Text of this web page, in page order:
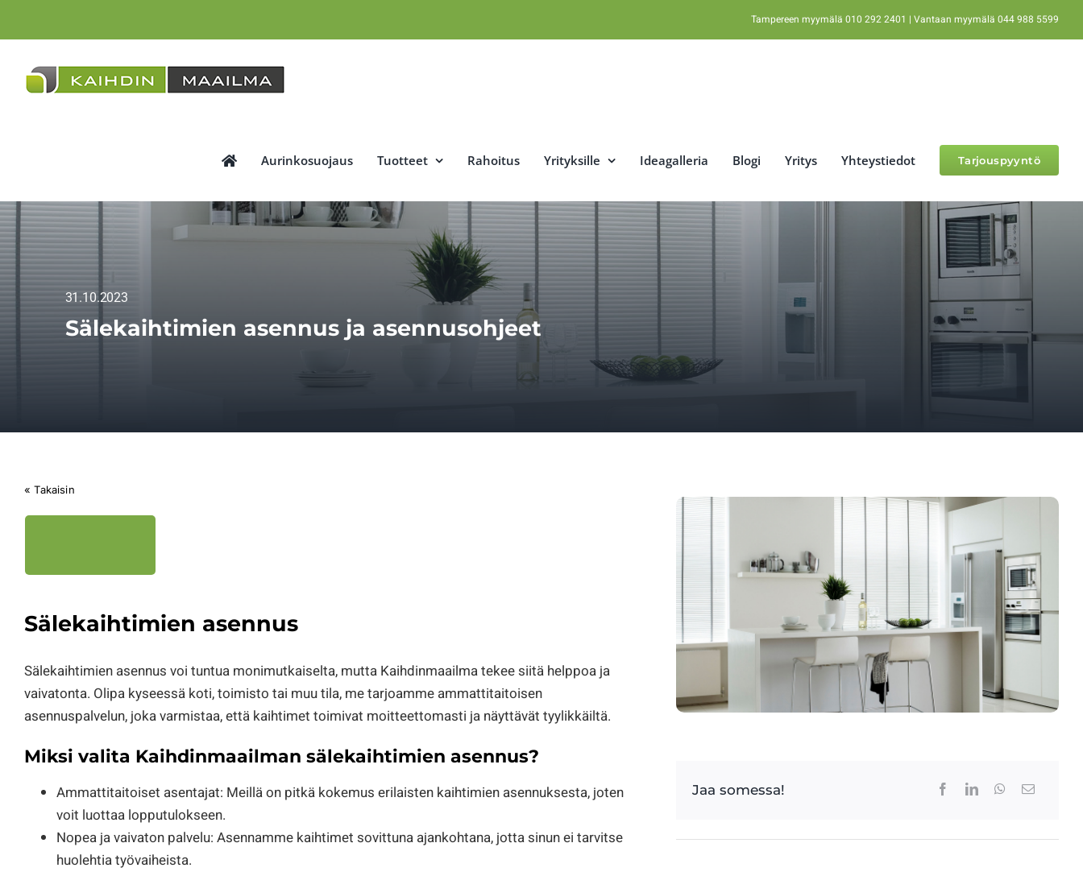
Tampereen myymälä 010 292 2401 | Vantaan myymälä 044 988 5599
Aurinkosuojaus Tuotteet Rahoitus Yrityksille Ideagalleria Blogi Yritys Yhteystiedot Tarjouspyyntö
31.10.2023
Sälekaihtimien asennus ja asennusohjeet
« Takaisin
Sälekaihtimien asennus
Sälekaihtimien asennus voi tuntua monimutkaiselta, mutta Kaihdinmaailma tekee siitä helppoa ja
vaivatonta. Olipa kyseessä koti, toimisto tai muu tila, me tarjoamme ammattitaitoisen
asennuspalvelun, joka varmistaa, että kaihtimet toimivat moitteettomasti ja näyttävät tyylikkäiltä.
Miksi valita Kaihdinmaailman sälekaihtimien asennus?
Ammattitaitoiset asentajat: Meillä on pitkä kokemus erilaisten kaihtimien asennuksesta, joten
voit luottaa lopputulokseen.
Nopea ja vaivaton palvelu: Asennamme kaihtimet sovittuna ajankohtana, jotta sinun ei tarvitse
huolehtia työvaiheista.
Jaa somessa!